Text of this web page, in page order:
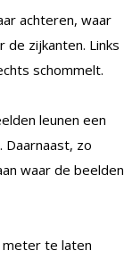
achteren, waar
zijkanten. Links
schommelt.
leunen een
zo
waar de beelden
meter te laten